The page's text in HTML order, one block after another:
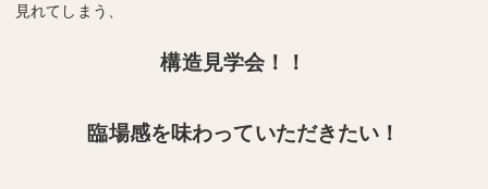
見れてしまう、
構造見学会 ！！
臨場感を味わっていただきたい！